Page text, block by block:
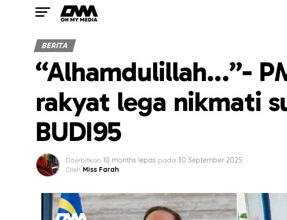
BERITA
“Alhamdulillah…”-
rakyat lega nikmati
BUDI95
Diterbitkan 10 months lepas pada 30 September 2025
Oleh Miss Farah